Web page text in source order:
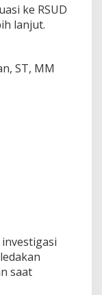
ke RSUD
lanjut.
ST, MM
saat